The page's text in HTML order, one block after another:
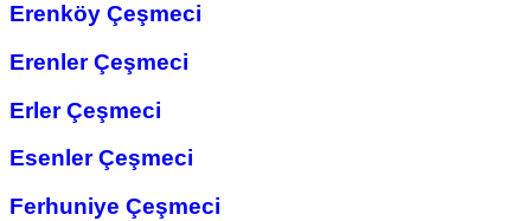
Erenköy Çeşmeci
Erenler Çeşmeci
Erler Çeşmeci
Esenler Çeşmeci
Ferhuniye Çeşmeci